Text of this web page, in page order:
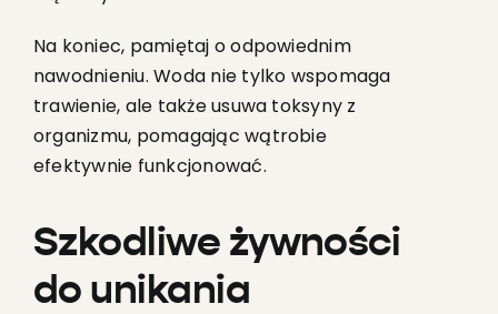
Na koniec, pamiętaj o odpowiednim
nawodnieniu. Woda nie tylko wspomaga
trawienie, ale także usuwa toksyny z
organizmu, pomagając wątrobie
efektywnie funkcjonować.
Szkodliwe żywności
do unikania